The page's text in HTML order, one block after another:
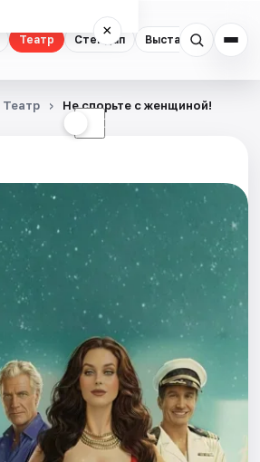
Театр Стендап Выставки
×
☾
Театр Не спорьте с женщиной!